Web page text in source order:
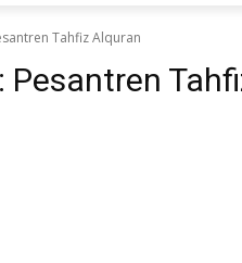
Tahfiz Alquran
Pesantren